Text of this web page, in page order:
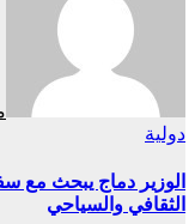
دولية
الوزير دماج يبحث مع
الثقافي والسياحي